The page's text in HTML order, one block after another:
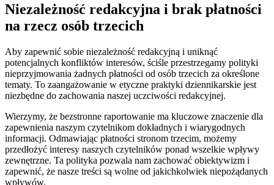
Niezależność redakcyjna i brak płatności
na rzecz osób trzecich
Aby zapewnić sobie niezależność redakcyjną i uniknąć
potencjalnych konfliktów interesów, ściśle przestrzegamy polityki
nieprzyjmowania żadnych płatności od osób trzecich za określone
tematy. To zaangażowanie w etyczne praktyki dziennikarskie jest
niezbędne do zachowania naszej uczciwości redakcyjnej.
Wierzymy, że bezstronne raportowanie ma kluczowe znaczenie dla
zapewnienia naszym czytelnikom dokładnych i wiarygodnych
informacji. Odmawiając płatności stronom trzecim, możemy
przedłożyć interesy naszych czytelników ponad wszelkie wpływy
zewnętrzne. Ta polityka pozwala nam zachować obiektywizm i
zapewnić, że nasze treści są wolne od jakichkolwiek niepożądanych
wpływów.